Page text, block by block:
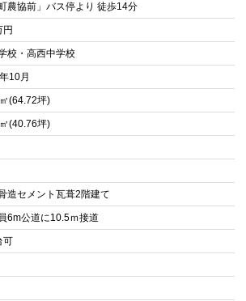
町農協前」バス停より 徒歩14分
円
校・高西中学校
10月
(64.72坪)
(40.76坪)
造セメント瓦葺2階建て
6m公道に10.5ｍ接道
可